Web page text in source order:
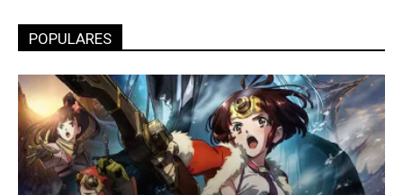
POPULARES